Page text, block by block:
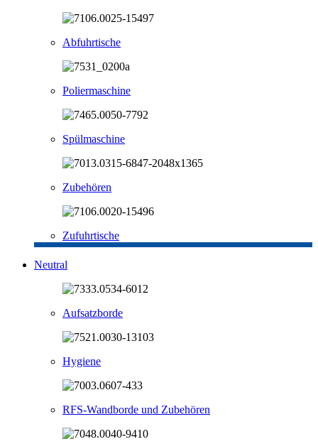
Abfuhrtische
Poliermaschine
Spülmaschine
Zubehören
Zufuhrtische
Neutral
Aufsatzborde
Hygiene
RFS-Wandborde und Zubehören